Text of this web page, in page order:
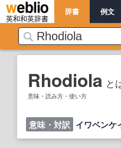
英和和英辞書
辞書 例文
Rhodiola と
意味・読み方・使い方
意味・対訳 イワベン